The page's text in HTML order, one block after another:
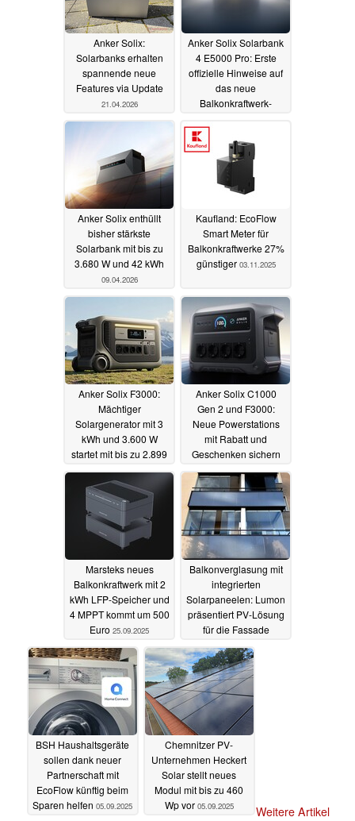
Anker Solix:
Solarbanks erhalten
spannende neue
Features via Update
21.04.2026
Anker Solix Solarbank
4 E5000 Pro: Erste
offizielle Hinweise auf
das neue
Balkonkraftwerk-
Anker Solix enthüllt
bisher stärkste
Solarbank mit bis zu
3.680 W und 42 kWh
09.04.2026
Kaufland: EcoFlow
Smart Meter für
Balkonkraftwerke 27%
günstiger 03.11.2025
Anker Solix F3000:
Mächtiger
Solargenerator mit 3
kWh und 3.600 W
startet mit bis zu 2.899
Euro Rabatt27.10.2025
Anker Solix C1000
Gen 2 und F3000:
Neue Powerstations
mit Rabatt und
Geschenken sichern
13.10.2025
Marsteks neues
Balkonkraftwerk mit 2
kWh LFP-Speicher und
4 MPPT kommt um 500
Euro 25.09.2025
Balkonverglasung mit
integrierten
Solarpaneelen: Lumon
präsentiert PV-Lösung
für die Fassade
14.09.2025
BSH Haushaltsgeräte
sollen dank neuer
Partnerschaft mit
EcoFlow künftig beim
Sparen helfen 05.09.2025
Chemnitzer PV-
Unternehmen Heckert
Solar stellt neues
Modul mit bis zu 460
Wp vor 05.09.2025
Weitere Artikel